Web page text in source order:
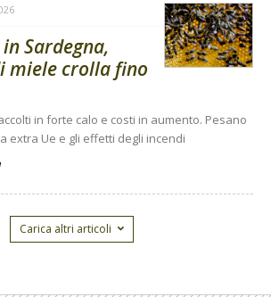
Sardegna,
miele crolla fino
in forte calo e costi in aumento. Pesano
extra Ue e gli effetti degli incendi
Carica altri articoli